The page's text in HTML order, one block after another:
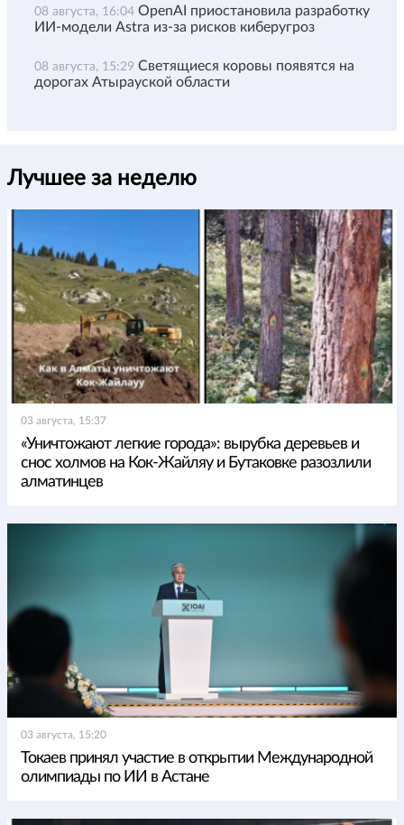
08 августа, 16:04 OpenAI приостановила разработку
ИИ-модели Astra из-за рисков киберугроз
08 августа, 15:29 Светящиеся коровы появятся на
дорогах Атырауской области
Лучшее за неделю
03 августа, 15:37
«Уничтожают легкие города»: вырубка деревьев и
снос холмов на Кок-Жайляу и Бутаковке разозлили
алматинцев
03 августа, 15:20
Токаев принял участие в открытии Международной
олимпиады по ИИ в Астане